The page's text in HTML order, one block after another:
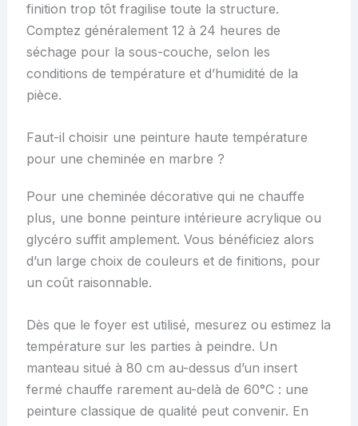
finition trop tôt fragilise toute la structure.
Comptez généralement 12 à 24 heures de
séchage pour la sous-couche, selon les
conditions de température et d’humidité de la
pièce.
Faut-il choisir une peinture haute température
pour une cheminée en marbre ?
Pour une cheminée décorative qui ne chauffe
plus, une bonne peinture intérieure acrylique ou
glycéro suffit amplement. Vous bénéficiez alors
d’un large choix de couleurs et de finitions, pour
un coût raisonnable.
Dès que le foyer est utilisé, mesurez ou estimez la
température sur les parties à peindre. Un
manteau situé à 80 cm au-dessus d’un insert
fermé chauffe rarement au-delà de 60°C : une
peinture classique de qualité peut convenir. En